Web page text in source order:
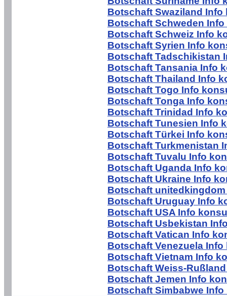
Botschaft Swaziland Info
Botschaft Schweden
Botschaft Schweiz Info
Botschaft Syrien Info
Botschaft Tadschikistan
Botschaft Tansania Info
Botschaft Thailand Info
Botschaft Togo Info
Botschaft Tonga Info
Botschaft Trinidad Info
Botschaft Tunesien Info
Botschaft Türkei Info
Botschaft Turkmenistan
Botschaft Tuvalu Info
Botschaft Uganda Info
Botschaft Ukraine Info
Botschaft
Botschaft Uruguay Info
Botschaft USA Info
Botschaft Usbekistan
Botschaft Vatican Info
Botschaft Venezuela
Botschaft Vietnam Info
Botschaft Weiss-
Botschaft Jemen Info
Botschaft Simbabwe